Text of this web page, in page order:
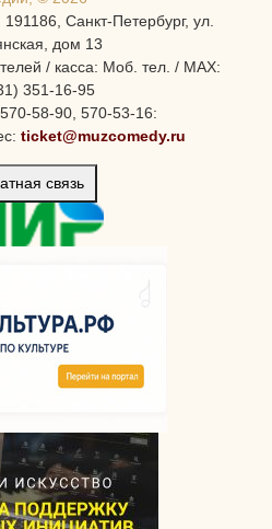
Санкт-Петербург, ул.
дом 13
/ касса: Моб. тел. / MAX:
351-16-95
58-90, 570-53-16:
ticket@muzcomedy.ru
связь